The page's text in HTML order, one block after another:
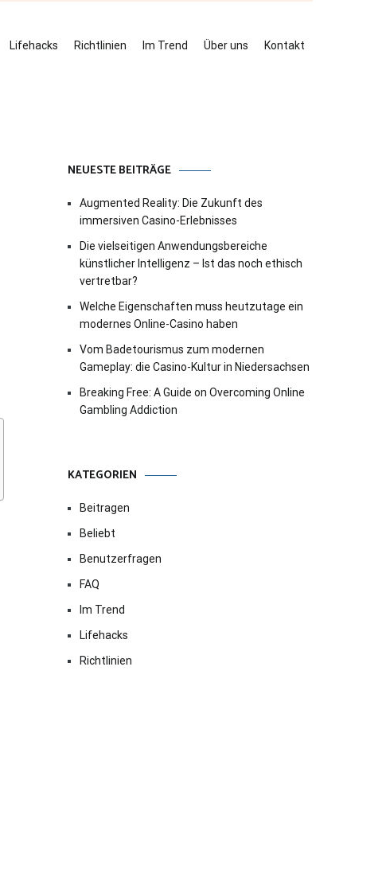
Lifehacks Richtlinien Im Trend Über uns Kontakt
NEUESTE BEITRÄGE
Augmented Reality: Die Zukunft des
immersiven Casino-Erlebnisses
Die vielseitigen Anwendungsbereiche
künstlicher Intelligenz – Ist das noch ethisch
vertretbar?
Welche Eigenschaften muss heutzutage ein
modernes Online-Casino haben
Vom Badetourismus zum modernen
Gameplay: die Casino-Kultur in Niedersachsen
Breaking Free: A Guide on Overcoming Online
Gambling Addiction
KATEGORIEN
Beitragen
Beliebt
Benutzerfragen
FAQ
Im Trend
Lifehacks
Richtlinien